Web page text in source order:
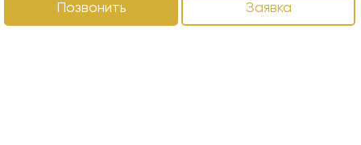
Позвонить Заявка